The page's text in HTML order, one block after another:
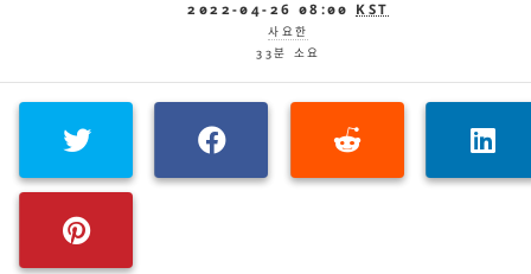
2022-04-26 08:00 KST
사요한
33분 소요